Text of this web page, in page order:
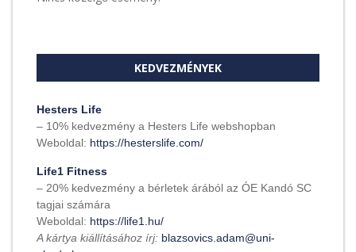
KEDVEZMÉNYEK
Hesters Life
– 10% kedvezmény a Hesters Life webshopban
Weboldal: https://hesterslife.com/
Life1 Fitness
– 20% kedvezmény a bérletek árából az ÓE Kandó SC
tagjai számára
Weboldal: https://life1.hu/
A kártya kiállításához írj: blazsovics.adam@uni-